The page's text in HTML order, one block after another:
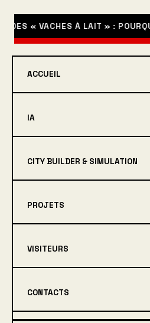
DES « VACHES À LAIT » :
ACCUEIL
IA
CITY BUILDER & SIMULATION
PROJETS
VISITEURS
CONTACTS